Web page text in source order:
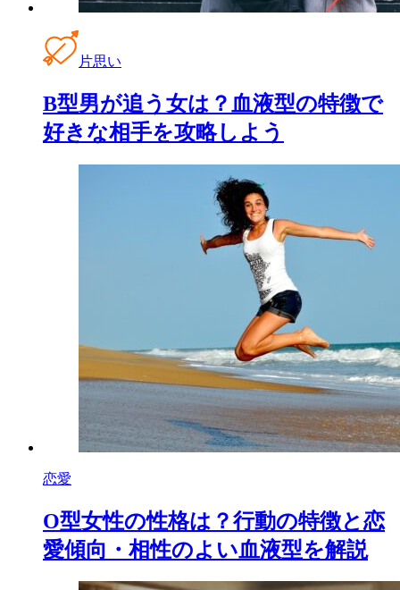
片思い
B型男が追う女は？血液型の特徴で
好きな相手を攻略しよう
恋愛
O型女性の性格は？行動の特徴と恋
愛傾向・相性のよい血液型を解説